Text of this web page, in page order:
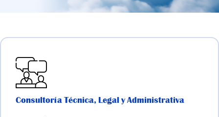
Consultoría Técnica, Legal y Administrativa